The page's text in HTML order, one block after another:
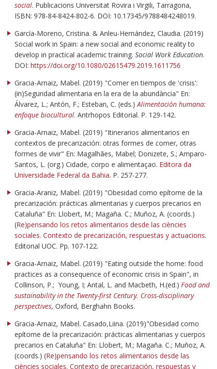
social. Publicacions Universitat Rovira i Virgili, Tarragona,
ISBN: 978-84-8424-802-6. DOI: 10.17345/9788484248019.
García-Moreno, Cristina. & Anleu-Hernández, Claudia. (2019)
Social work in Spain: a new social and economic reality to
develop in practical academic training. Social Work Education.
DOI: https://doi.org/10.1080/02615479.2019.1611756
Gracia-Arnaiz, Mabel. (2019) "Comer en tiempos de 'crisis':
(in)Seguridad alimentaria en la era de la abundància" En:
Álvarez, L.; Antón, F.; Esteban, C. (eds.)Alimentación humana:
enfoque biocultural. Antrhopos Editorial. P. 129-142.
Gracia-Arnaiz, Mabel. (2019) "Itinerarios alimentarios en
contextos de precarización: otras formes de comer, otras
formes de vivir" En: Magalhães, Mabel; Donizete, S.; Amparo-
Santos, L. (org.) Cidade, corpo e alimentaçao. Editora da
Universidade Federal da Bahia. P. 257-277.
Gracia-Araniz, Mabel. (2019) "Obesidad como epítome de la
precarización: prácticas alimentarias y cuerpos precarios en
Cataluña" En: Llobert, M.; Magaña. C.; Muñoz, A. (coords.)
(Re)pensando los retos alimentarios desde las ciències
sociales. Contexto de precarización, respuestas y actuacions.
Editorial UOC. Pp. 107-122.
Gracia-Arnaiz, Mabel. (2019) "Eating outside the home: food
practices as a consequence of economic crisis in Spain", in
Collinson, P.; Young, I; Antal, L. and Macbeth, H.(ed.) Food and
sustainability in the Twenty-first Century. Cross-disciplinary
perspectives, Oxford, Berghahn Books.
Gracia-Arnaiz, Mabel. Casado,Liina. (2019)"Obesidad como
epítome de la precarización: prácticas alimentarias y cuerpos
precarios en Cataluña" En: Llobert, M.; Magaña. C.; Muñoz, A.
(coords.) (Re)pensando los retos alimentarios desde las
ciències sociales. Contexto de precarización, respuestas y